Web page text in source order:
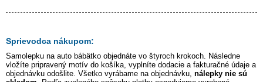
Sprievodca nákupom:
Samolepku na auto bábätko objednáte vo štyroch krokoch. Následne
vložíte pripravený motív do košíka, vyplníte dodacie a fakturačné údaje a
objednávku odošlite. Všetko vyrábame na objednávku, nálepky nie sú